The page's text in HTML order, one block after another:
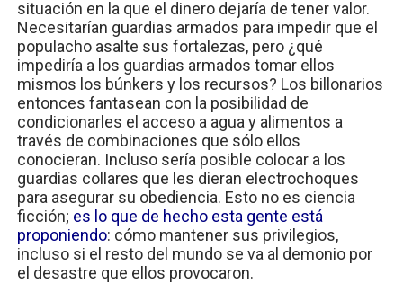
situación en la que el dinero dejaría de tener valor.
Necesitarían guardias armados para impedir que el
populacho asalte sus fortalezas, pero ¿qué
impediría a los guardias armados tomar ellos
mismos los búnkers y los recursos? Los billonarios
entonces fantasean con la posibilidad de
condicionarles el acceso a agua y alimentos a
través de combinaciones que sólo ellos
conocieran. Incluso sería posible colocar a los
guardias collares que les dieran electrochoques
para asegurar su obediencia. Esto no es ciencia
ficción; es lo que de hecho esta gente está
proponiendo: cómo mantener sus privilegios,
incluso si el resto del mundo se va al demonio por
el desastre que ellos provocaron.